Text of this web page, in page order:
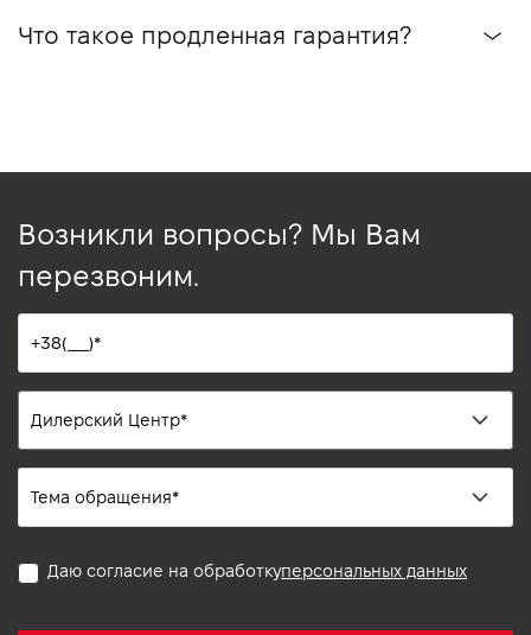
Что такое продленная гарантия?
Возникли вопросы? Мы Вам
перезвоним.
Даю согласие на обработкуперсональных данных